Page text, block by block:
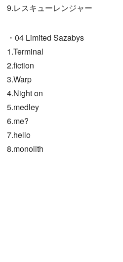
9.レスキューレンジャー
・04 Limited Sazabys
1.Terminal
2.fiction
3.Warp
4.Night on
5.medley
6.me?
7.hello
8.monolith